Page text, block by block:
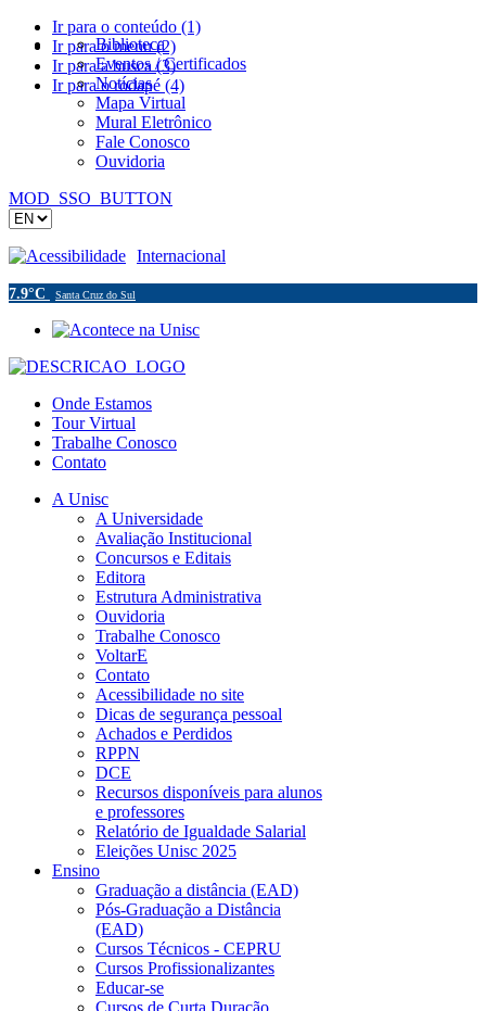
Ir para o conteúdo (1)
Ir para o menu (2)
Ir para a busca (3)
Ir para o rodapé (4)
Biblioteca
Eventos / Certificados
Notícias
Mapa Virtual
Mural Eletrônico
Fale Conosco
Ouvidoria
MOD_SSO_BUTTON
Acessibilidade Internacional
7.9°C Santa Cruz do Sul
Onde Estamos
Tour Virtual
Trabalhe Conosco
Contato
A Unisc
A Universidade
Avaliação Institucional
Concursos e Editais
Editora
Estrutura Administrativa
Ouvidoria
Trabalhe Conosco
VoltarE
Contato
Acessibilidade no site
Dicas de segurança pessoal
Achados e Perdidos
RPPN
DCE
Recursos disponíveis para alunos
e professores
Relatório de Igualdade Salarial
Eleições Unisc 2025
Ensino
Graduação a distância (EAD)
Pós-Graduação a Distância
(EAD)
Cursos Técnicos - CEPRU
Cursos Profissionalizantes
Educar-se
Cursos de Curta Duração